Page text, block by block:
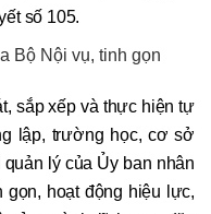
số 105.
Bộ Nội vụ, tinh gọn
sắp xếp và thực hiện tự
lập, trường học, cơ sở
lý của Ủy ban nhân
gọn, hoạt động hiệu lực,